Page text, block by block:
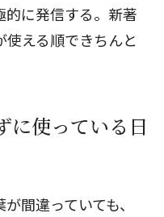
的に発信する。新著
える順できちんと
に使っている日
間違っていても、